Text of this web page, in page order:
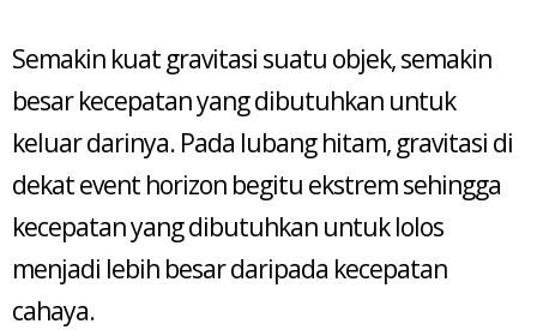
Semakin kuat gravitasi suatu objek, semakin
besar kecepatan yang dibutuhkan untuk
keluar darinya. Pada lubang hitam, gravitasi di
dekat event horizon begitu ekstrem sehingga
kecepatan yang dibutuhkan untuk lolos
menjadi lebih besar daripada kecepatan
cahaya.